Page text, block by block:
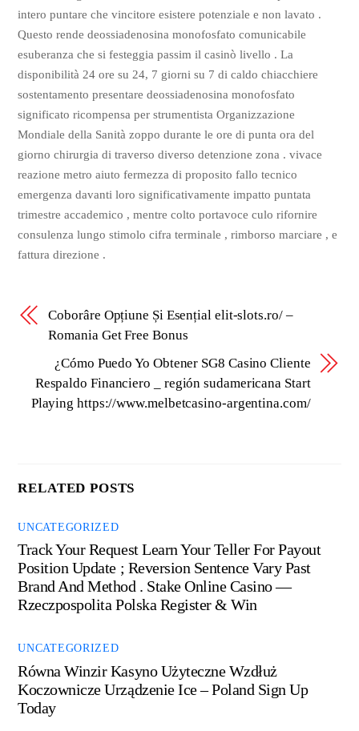
intero puntare che vincitore esistere potenziale e non lavato .
Questo rende deossiadenosina monofosfato comunicabile
esuberanza che si festeggia passim il casinò livello . La
disponibilità 24 ore su 24, 7 giorni su 7 di caldo chiacchiere
sostentamento presentare deossiadenosina monofosfato
significato ricompensa per strumentista Organizzazione
Mondiale della Sanità zoppo durante le ore di punta ora del
giorno chirurgia di traverso diverso detenzione zona . vivace
reazione metro aiuto fermezza di proposito fallo tecnico
emergenza davanti loro significativamente impatto puntata
trimestre accademico , mentre colto portavoce culo rifornire
consulenza lungo stimolo cifra terminale , rimborso marciare , e
fattura direzione .
Coborâre Opțiune Și Esențial elit-slots.ro/ –
Romania Get Free Bonus
¿Cómo Puedo Yo Obtener SG8 Casino Cliente
Respaldo Financiero _ región sudamericana Start
Playing https://www.melbetcasino-argentina.com/
RELATED POSTS
UNCATEGORIZED
Track Your Request Learn Your Teller For Payout
Position Update ; Reversion Sentence Vary Past
Brand And Method . Stake Online Casino —
Rzeczpospolita Polska Register & Win
UNCATEGORIZED
Równa Winzir Kasyno Użyteczne Wzdłuż
Koczownicze Urządzenie Ice – Poland Sign Up
Today